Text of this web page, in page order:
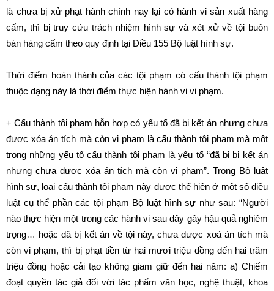
là chưa bị xử phạt hành chính nay lại có hành vi sản xuất hàng
cấm, thì bị truy cứu trách nhiệm hình sự và xét xử về tội buôn
bán hàng cấm theo quy định tại Điều 155 Bộ luật hình sự.
Thời điểm hoàn thành của các tội phạm có cấu thành tội phạm
thuộc dạng này là thời điểm thực hiện hành vi vi phạm.
+ Cấu thành tội phạm hỗn hợp có yếu tố đã bị kết án nhưng chưa
được xóa án tích mà còn vi phạm là cấu thành tội phạm mà một
trong những yếu tố cấu thành tội phạm là yếu tố “đã bị bị kết án
nhưng chưa được xóa án tích mà còn vi phạm”. Trong Bộ luật
hình sự, loại cấu thành tội phạm này được thể hiện ở một số điều
luật cụ thể phần các tội phạm Bộ luật hình sự như sau: “Người
nào thực hiện một trong các hành vi sau đây gây hậu quả nghiêm
trọng… hoặc đã bị kết án về tội này, chưa được xoá án tích mà
còn vi phạm, thì bị phạt tiền từ hai mươi triệu đồng đến hai trăm
triệu đồng hoặc cải tạo không giam giữ đến hai năm: a) Chiếm
đoạt quyền tác giả đối với tác phẩm văn học, nghệ thuật, khoa